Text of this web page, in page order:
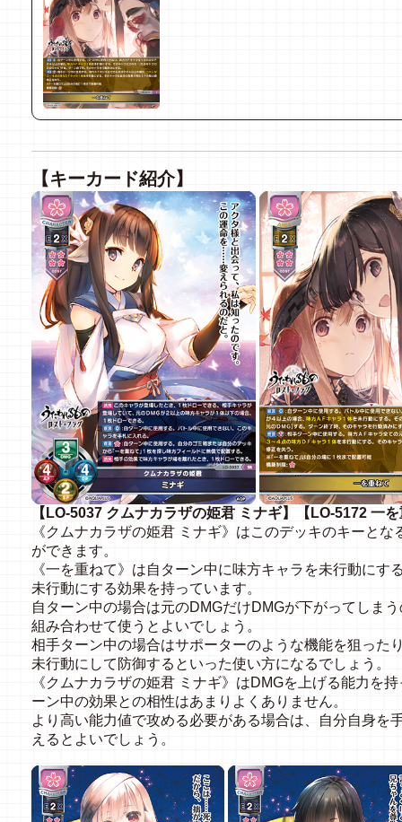
【キーカード紹介】
【LO-5037 クムナカラザの姫君 ミナギ】【LO-5172 一
《クムナカラザの姫君 ミナギ》はこのデッキのキーと
ができます。
《一を重ねて》は自ターン中に味方キャラを未行動に
未行動にする効果を持っています。
自ターン中の場合は元のDMGだけDMGが下がってしま
組み合わせて使うとよいでしょう。
相手ターン中の場合はサポーターのような機能を狙った
未行動にして防御するといった使い方になるでしょう。
《クムナカラザの姫君 ミナギ》はDMGを上げる能力を
ーン中の効果との相性はあまりよくありません。
より高い能力値で攻める必要がある場合は、自分自身を
えるとよいでしょう。